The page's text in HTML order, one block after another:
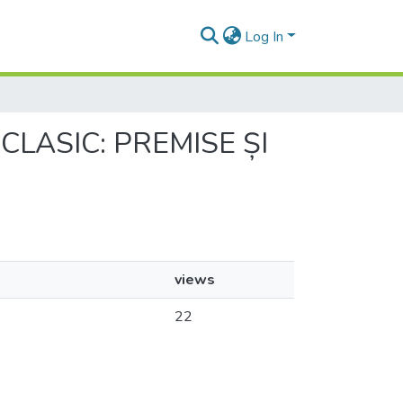
Log In
PREMISE ȘI
views
22